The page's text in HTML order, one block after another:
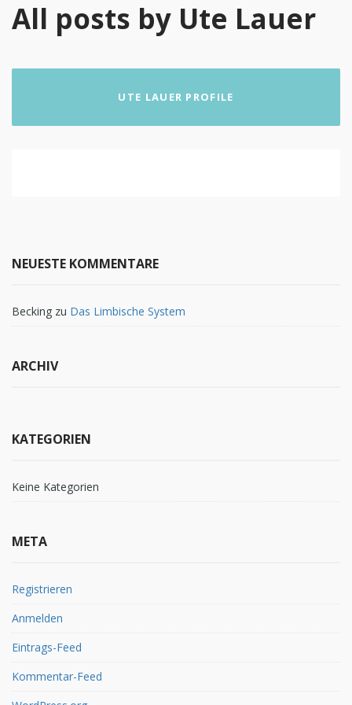
All posts by Ute Lauer
UTE LAUER PROFILE
NEUESTE KOMMENTARE
Becking zu Das Limbische System
ARCHIV
KATEGORIEN
Keine Kategorien
META
Registrieren
Anmelden
Eintrags-Feed
Kommentar-Feed